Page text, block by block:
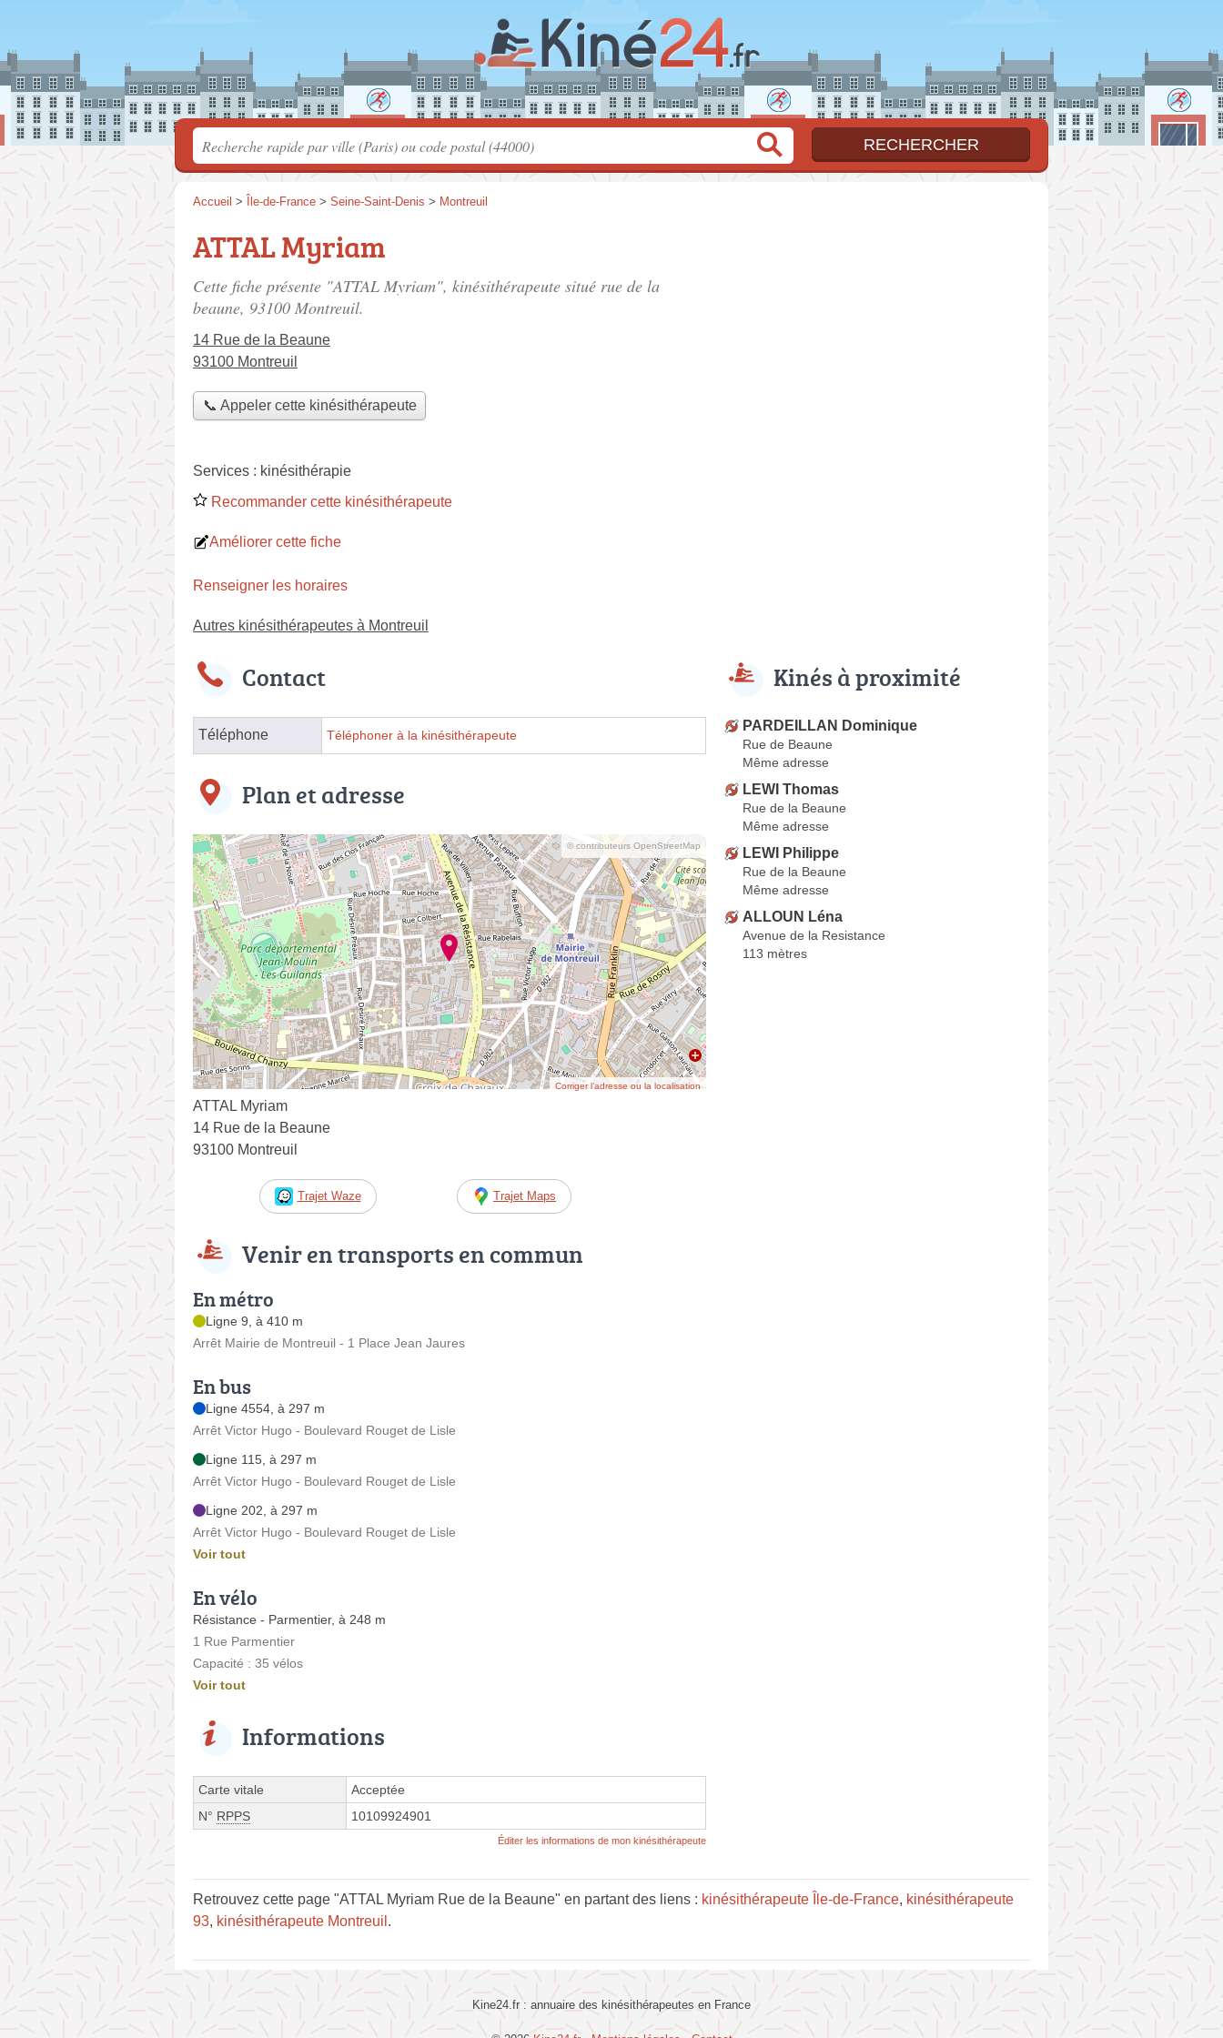
Accueil > Île-de-France > Seine-Saint-Denis > Montreuil
ATTAL Myriam
Cette fiche présente "ATTAL Myriam", kinésithérapeute situé rue de la
beaune, 93100 Montreuil.
14 Rue de la Beaune
93100 Montreuil
📞 Appeler cette kinésithérapeute
Services : kinésithérapie
Recommander cette kinésithérapeute
Améliorer cette fiche
Renseigner les horaires
Autres kinésithérapeutes à Montreuil
Contact
Téléphone Téléphoner à la kinésithérapeute
Plan et adresse
© contributeurs OpenStreetMap
Corriger l’adresse ou la localisation
ATTAL Myriam
14 Rue de la Beaune
93100 Montreuil
Trajet Waze Trajet Maps
Venir en transports en commun
En métro
Ligne 9, à 410 m
Arrêt Mairie de Montreuil - 1 Place Jean Jaures
En bus
Ligne 4554, à 297 m
Arrêt Victor Hugo - Boulevard Rouget de Lisle
Ligne 115, à 297 m
Arrêt Victor Hugo - Boulevard Rouget de Lisle
Ligne 202, à 297 m
Arrêt Victor Hugo - Boulevard Rouget de Lisle
Voir tout
En vélo
Résistance - Parmentier, à 248 m
1 Rue Parmentier
Capacité : 35 vélos
Voir tout
Informations
Carte vitale
Acceptée
N° RPPS 10109924901
Éditer les informations de mon kinésithérapeute
Kinés à proximité
PARDEILLAN Dominique
Rue de Beaune
Même adresse
LEWI Thomas
Rue de la Beaune
Même adresse
LEWI Philippe
Rue de la Beaune
Même adresse
ALLOUN Léna
Avenue de la Resistance
113 mètres
Retrouvez cette page "ATTAL Myriam Rue de la Beaune" en partant des liens : kinésithérapeute Île-de-France, kinésithérapeute
93, kinésithérapeute Montreuil .
Kine24.fr : annuaire des kinésithérapeutes en France